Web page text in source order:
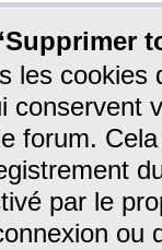
les cookies
conservent
forum.
par le
ou